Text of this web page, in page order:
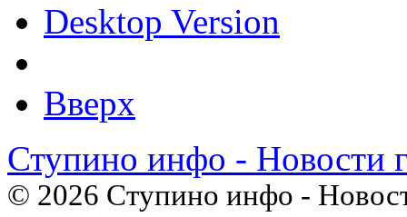
Desktop Version
Вверх
Ступино инфо - Новости
© 2026 Ступино инфо -